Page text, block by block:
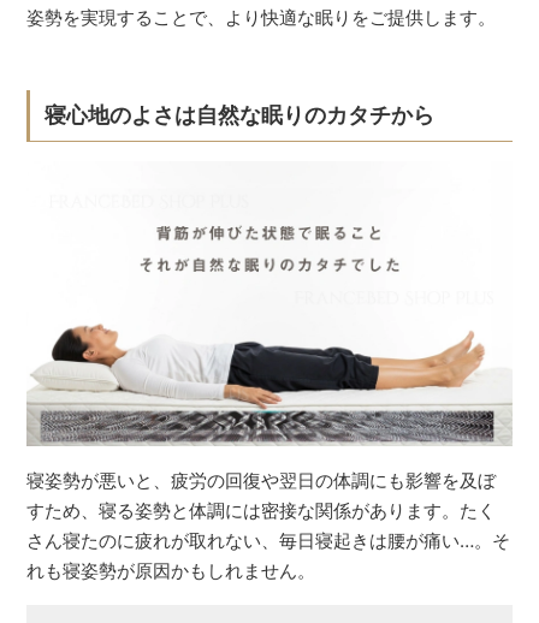
姿勢を実現することで、より快適な眠りをご提供します。
寝心地のよさは自然な眠りのカタチから
寝姿勢が悪いと、疲労の回復や翌日の体調にも影響を及ぼ
すため、寝る姿勢と体調には密接な関係があります。たく
さん寝たのに疲れが取れない、毎日寝起きは腰が痛い…。そ
れも寝姿勢が原因かもしれません。